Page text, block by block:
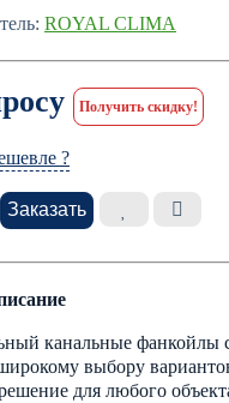
ROYAL CLIMA
Получить скидку!
?
Заказать
канальные фанкойлы
выбору
для любого